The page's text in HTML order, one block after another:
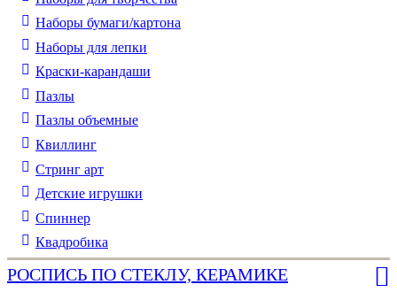
Наборы бумаги/картона
Наборы для лепки
Краски-карандаши
Пазлы
Пазлы объемные
Квиллинг
Стринг арт
Детские игрушки
Спиннер
Квадробика
РОСПИСЬ ПО СТЕКЛУ, КЕРАМИКЕ